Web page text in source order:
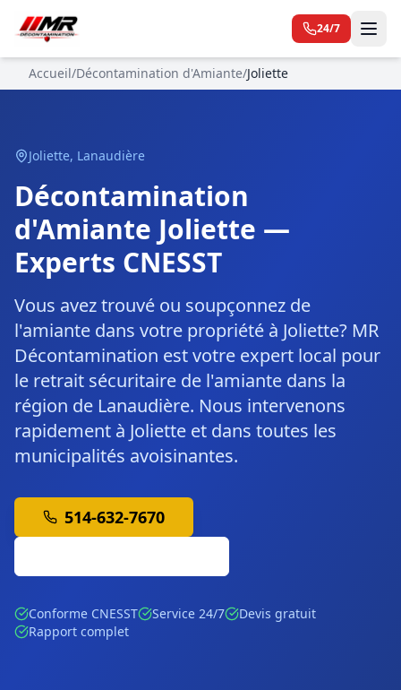
24/7
Accueil/Décontamination d'Amiante/Joliette
Joliette, Lanaudière
Décontamination
d'Amiante Joliette —
Experts CNESST
Vous avez trouvé ou soupçonnez de
l'amiante dans votre propriété à Joliette? MR
Décontamination est votre expert local pour
le retrait sécuritaire de l'amiante dans la
région de Lanaudière. Nous intervenons
rapidement à Joliette et dans toutes les
municipalités avoisinantes.
514-632-7670
Conforme CNESST Service 24/7
Devis gratuit
Rapport complet